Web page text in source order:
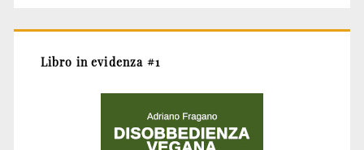
Libro in evidenza #1